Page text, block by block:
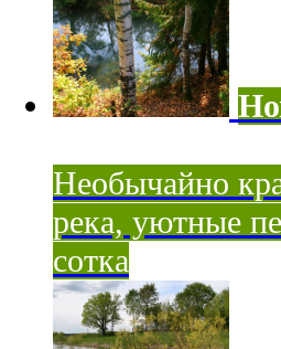
Необычайно
река, уютные
сотка